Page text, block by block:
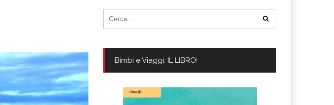
per:
Bimbi e Viaggi: IL LIBRO!